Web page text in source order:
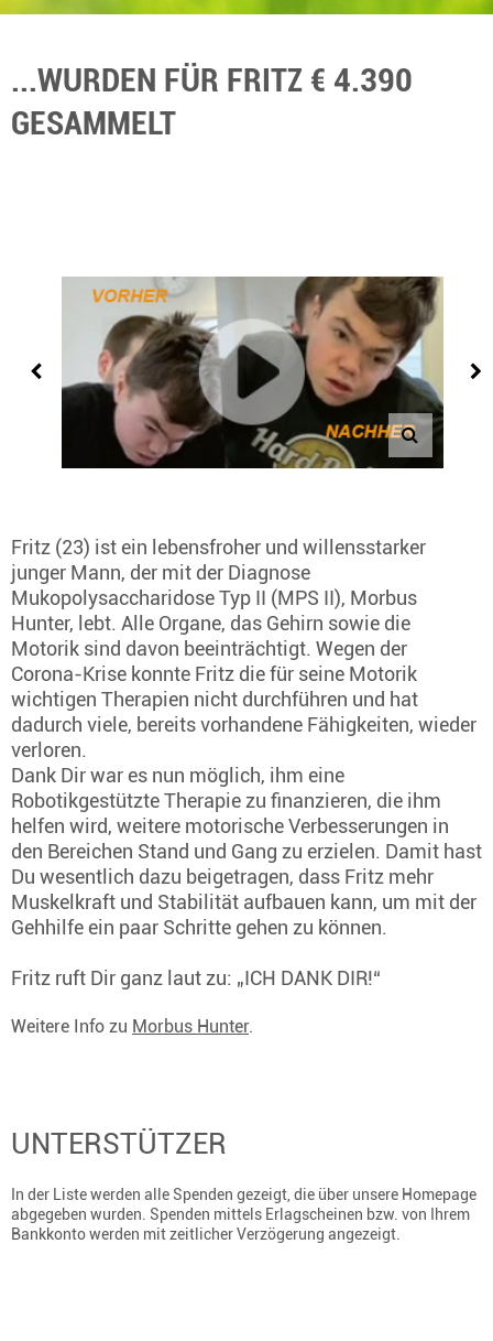
...WURDEN FÜR FRITZ € 4.390
GESAMMELT
Fritz (23) ist ein lebensfroher und willensstarker
junger Mann, der mit der Diagnose
Mukopolysaccharidose Typ II (MPS II), Morbus
Hunter, lebt. Alle Organe, das Gehirn sowie die
Motorik sind davon beeinträchtigt. Wegen der
Corona-Krise konnte Fritz die für seine Motorik
wichtigen Therapien nicht durchführen und hat
dadurch viele, bereits vorhandene Fähigkeiten, wieder
verloren.
Dank Dir war es nun möglich, ihm eine
Robotikgestützte Therapie zu finanzieren, die ihm
helfen wird, weitere motorische Verbesserungen in
den Bereichen Stand und Gang zu erzielen. Damit hast
Du wesentlich dazu beigetragen, dass Fritz mehr
Muskelkraft und Stabilität aufbauen kann, um mit der
Gehhilfe ein paar Schritte gehen zu können.
Fritz ruft Dir ganz laut zu: „ICH DANK DIR!“
Weitere Info zu Morbus Hunter.
UNTERSTÜTZER
In der Liste werden alle Spenden gezeigt, die über unsere Homepage
abgegeben wurden. Spenden mittels Erlagscheinen bzw. von Ihrem
Bankkonto werden mit zeitlicher Verzögerung angezeigt.